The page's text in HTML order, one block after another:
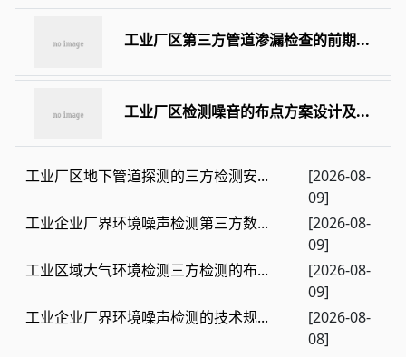
工业厂区第三方管道渗漏检查的前期...
工业厂区检测噪音的布点方案设计及...
工业厂区地下管道探测的三方检测安...
[2026-08-
09]
工业企业厂界环境噪声检测第三方数...
[2026-08-
09]
工业区域大气环境检测三方检测的布...
[2026-08-
09]
工业企业厂界环境噪声检测的技术规...
[2026-08-
08]